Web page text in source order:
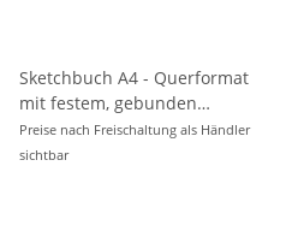
Sketchbuch A4 - Querformat
mit festem, gebunden
Einband ,140 g/m²
Preise nach Freischaltung als Händler
sichtbar